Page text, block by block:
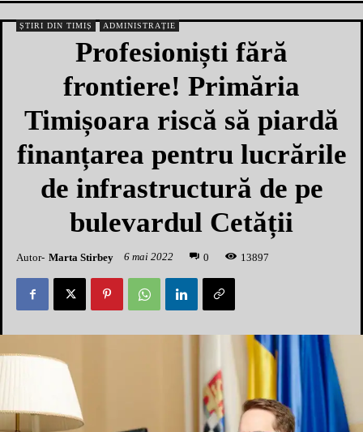
ȘTIRI DIN TIMIȘ ADMINISTRAȚIE
Profesioniști fără
frontiere! Primăria
Timișoara riscă să piardă
finanțarea pentru lucrările
de infrastructură de pe
bulevardul Cetății
Autor- Marta Stirbey 6 mai 2022 0 1 3897